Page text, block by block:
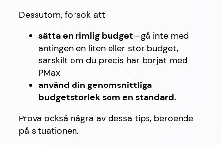
Dessutom, försök att
sätta en rimlig budget—gå inte med
antingen en liten eller stor budget,
särskilt om du precis har börjat med
PMax
använd din genomsnittliga
budgetstorlek som en standard.
Prova också några av dessa tips, beroende
på situationen.